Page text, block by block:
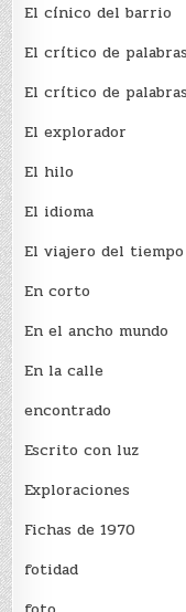
El cínico del barrio
El crí­tico de palabras
El crí­tico de palabras
El explorador
El hilo
El idioma
El viajero del
En corto
En el ancho mundo
En la calle
encontrado
Escrito con luz
Exploraciones
Fichas de 1970
fotidad